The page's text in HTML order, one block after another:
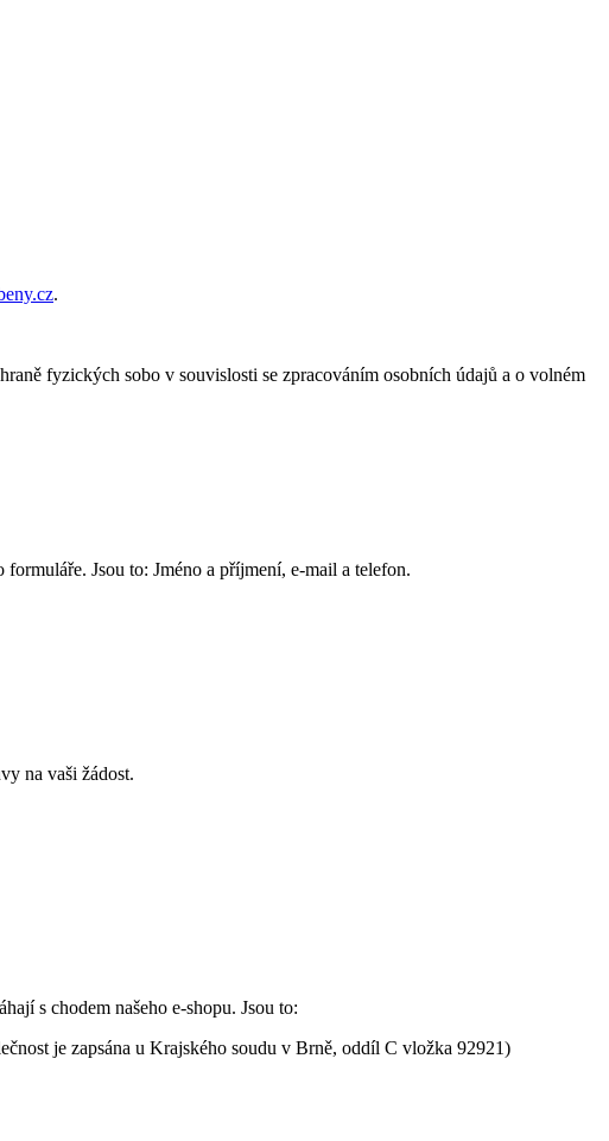
.
fyzických sobo v souvislosti se zpracováním osobních údajů a o volném
Jsou to: Jméno a příjmení, e-mail a telefon.
na vaši žádost.
s chodem našeho e-shopu. Jsou to:
je zapsána u Krajského soudu v Brně, oddíl C vložka 92921)